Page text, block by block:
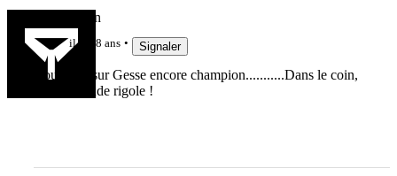
passelamain
il y a 8 ans Signaler
Boulogne sur Gesse encore champion...........Dans le coin,
tout le monde rigole !